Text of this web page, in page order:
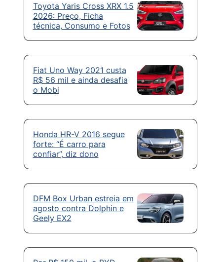
Toyota Yaris Cross XRX 1.5
2026: Preço, Ficha
técnica, Consumo e Fotos
Fiat Uno Way 2021 custa
R$ 56 mil e ainda desafia
o Mobi
Honda HR-V 2016 segue
forte: “É carro para
confiar”, diz dono
DFM Box Urban estreia em
agosto contra Dolphin e
Geely EX2